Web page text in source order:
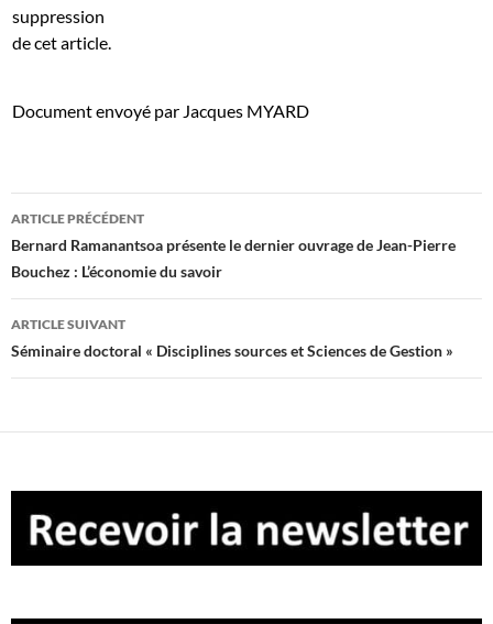
suppression
de cet article.
Document envoyé par Jacques MYARD
Navigation
des
articles
ARTICLE PRÉCÉDENT
Bernard Ramanantsoa présente le dernier ouvrage de Jean-Pierre
Bouchez : L’économie du savoir
ARTICLE SUIVANT
Séminaire doctoral « Disciplines sources et Sciences de Gestion »